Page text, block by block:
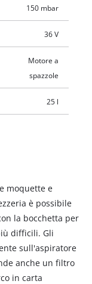
a 150 mbar
in robusto
e liquidi fino a
ragazzi. Grazie
trasporto,
nel luogo di
in materiale
massima
può essere
della propria
superiore
per accessori e
non solo
ma sono
non
disponibili
150 mbar
36 V
Motore a
spazzole
25 l
moquette e
è possibile
la bocchetta per
difficili. Gli
sull'aspiratore
anche un filtro
in carta